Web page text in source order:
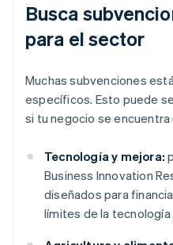
Busca
para el sector
Muchas subvenciones
específicos. Esto puede
si tu negocio se encuentra
Tecnología y mejora:
Business Innovation
diseñados para
límites de la tecnología